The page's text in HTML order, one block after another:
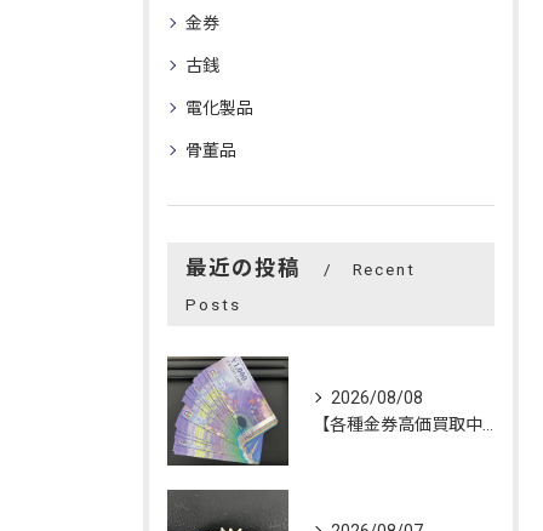
金券
古銭
電化製品
骨董品
最近の投稿
Recent
Posts
2026/08/08